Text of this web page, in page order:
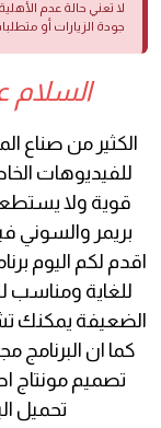
لا تعني حالة عدم
جودة الزيارات أو
السلام
الكثير من صناع
للفيديوهات
قوية ولا
بريمر والسوني
للغاية ومناسب
كما ان البرنامج
تصميم مونتاج
تحميل